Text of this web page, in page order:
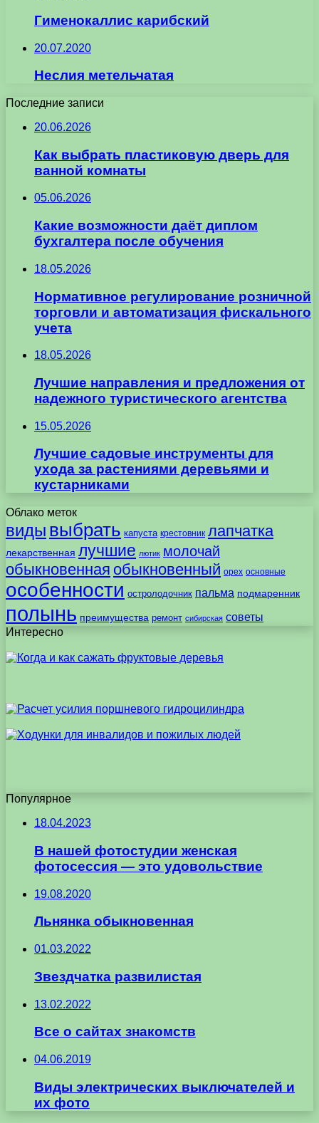
Гименокаллис карибский
20.07.2020
Неслия метельчатая
Последние записи
20.06.2026
Как выбрать пластиковую дверь для
ванной комнаты
05.06.2026
Какие возможности даёт диплом
бухгалтера после обучения
18.05.2026
Нормативное регулирование розничной
торговли и автоматизация фискального
учета
18.05.2026
Лучшие направления и предложения от
надежного туристического агентства
15.05.2026
Лучшие садовые инструменты для
ухода за растениями деревьями и
кустарниками
Облако меток
виды выбрать капуста крестовник лапчатка
лекарственная лучшие лютик молочай
обыкновенная обыкновенный орех основные
особенности остролодочник пальма подмаренник
полынь преимущества ремонт сибирская советы
Интересно
Популярное
18.04.2023
В нашей фотостудии женская
фотосессия — это удовольствие
19.08.2020
Льнянка обыкновенная
01.03.2022
Звездчатка развилистая
13.02.2022
Все о сайтах знакомств
04.06.2019
Виды электрических выключателей и
их фото